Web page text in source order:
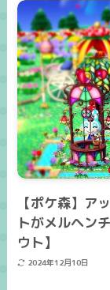
【ポケ森】ア
トがメルヘン
ウト】
2024年12月10日